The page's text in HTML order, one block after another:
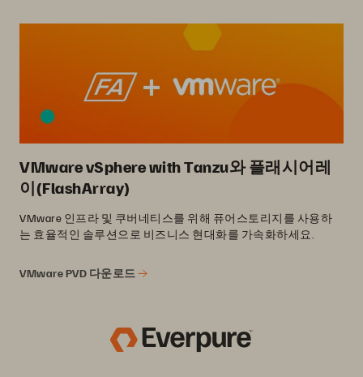
VMware vSphere with Tanzu와 플래시어레
이(FlashArray)
VMware 인프라 및 쿠버네티스를 위해 퓨어스토리지를 사용하
는 효율적인 솔루션으로 비즈니스 현대화를 가속화하세요.
VMware PVD 다운로드